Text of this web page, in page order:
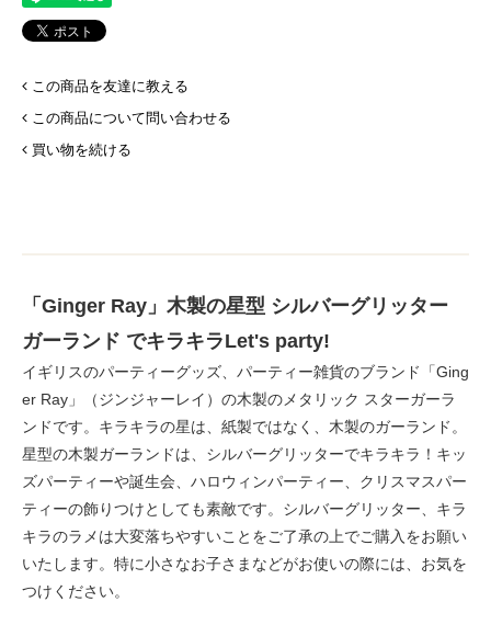
この商品を友達に教える
この商品について問い合わせる
買い物を続ける
「Ginger Ray」木製の星型 シルバーグリッター
ガーランド でキラキラLet's party!
イギリスのパーティーグッズ、パーティー雑貨のブランド「Ging
er Ray」（ジンジャーレイ）の木製のメタリック スターガーラ
ンドです。キラキラの星は、紙製ではなく、木製のガーランド。
星型の木製ガーランドは、シルバーグリッターでキラキラ！キッ
ズパーティーや誕生会、ハロウィンパーティー、クリスマスパー
ティーの飾りつけとしても素敵です。シルバーグリッター、キラ
キラのラメは大変落ちやすいことをご了承の上でご購入をお願い
いたします。特に小さなお子さまなどがお使いの際には、お気を
つけください。